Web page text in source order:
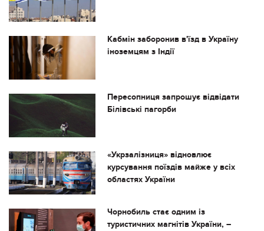
Кабмін заборонив в'їзд в Україну
іноземцям з Індії
Пересопниця запрошує відвідати
Білівські пагорби
«Укрзалізниця» відновлює
курсування поїздів майже у всіх
областях України
Чорнобиль стає одним із
туристичних магнітів України, –